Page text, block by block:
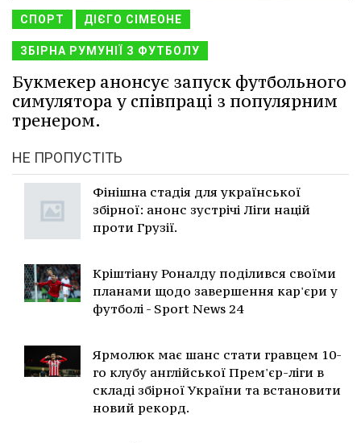
СПОРТ ДІЄГО СІМЕОНЕ
ЗБІРНА РУМУНІЇ З ФУТБОЛУ
Букмекер анонсує запуск футбольного
симулятора у співпраці з популярним
тренером.
НЕ ПРОПУСТІТЬ
Фінішна стадія для української
збірної: анонс зустрічі Ліги націй
проти Грузії.
Кріштіану Роналду поділився своїми
планами щодо завершення кар'єри у
футболі - Sport News 24
Ярмолюк має шанс стати гравцем 10-
го клубу англійської Прем'єр-ліги в
складі збірної України та встановити
новий рекорд.